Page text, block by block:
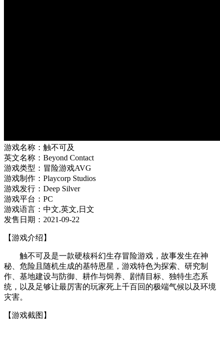
游戏名称：触不可及
英文名称：Beyond Contact
游戏类型：冒险游戏AVG
游戏制作：Playcorp Studios
游戏发行：Deep Silver
游戏平台：PC
游戏语言：中文,英文,日文
发售日期：2021-09-22
【游戏介绍】
触不可及是一款硬核科幻生存冒险游戏，故事发生在神
秘、危险且随机生成的基特恩星，游戏特色为探索、研究制
作、基地建设与防御、耕作与饲养、剧情目标、独特生态系
统，以及足够让最厉害的玩家死上千百回的极端气候以及环境
灾害。
【游戏截图】